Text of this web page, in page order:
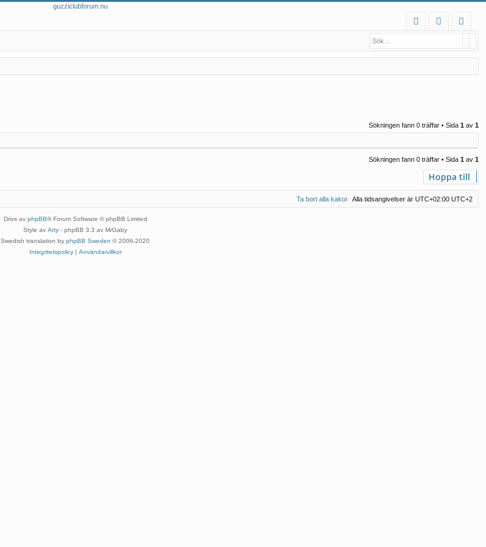
Q
ga
in
m
ed
Sökningen fann 0 träffar • Sida 1 av 1
Sökningen fann 0 träffar • Sida 1 av 1
Hoppa till
Alla tidsangivelser är UTC+02:00 UTC+2
Ta bort alla kakor
Drivs av phpBB® Forum Software © phpBB Limited
Style av Arty - phpBB 3.3 av MrGaby
Swedish translation by phpBB Sweden © 2006-2020
Integritetspolicy| Användarvillkor